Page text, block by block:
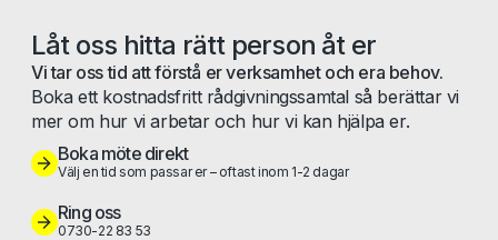
Låt oss hitta rätt person åt er
Vi tar oss tid att förstå er verksamhet och era behov.
Boka ett kostnadsfritt rådgivningssamtal så berättar vi
mer om hur vi arbetar och hur vi kan hjälpa er.
Boka möte direkt
Välj en tid som passar er – oftast inom 1-2 dagar
Ring oss
0730-22 83 53